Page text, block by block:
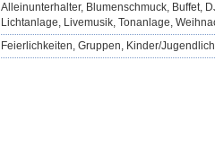
Alleinunterhalter, Blumenschmuck, Buffet,
Lichtanlage, Livemusik, Tonanlage,
Feierlichkeiten, Gruppen, Kinder/